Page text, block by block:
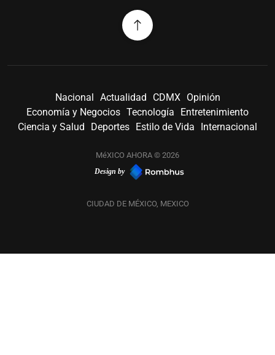
Nacional Actualidad CDMX
Opinión
Economía y Negocios Tecnología
Entretenimiento
Ciencia y Salud
Deportes Estilo de Vida Internacional
MéXICO AHORA © 2026
Design by
CIUDAD DE MÉXICO, MEXICO